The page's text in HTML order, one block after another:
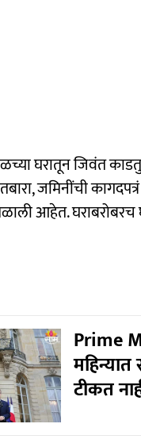
घरातून जिवंत
जमिनींची
आहेत. घराबरोबरच
Prime
टीकत